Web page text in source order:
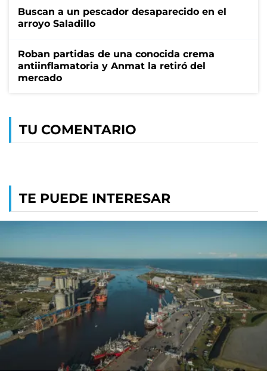
Buscan a un pescador desaparecido en el
arroyo Saladillo
Roban partidas de una conocida crema
antiinflamatoria y Anmat la retiró del
mercado
TU COMENTARIO
TE PUEDE INTERESAR